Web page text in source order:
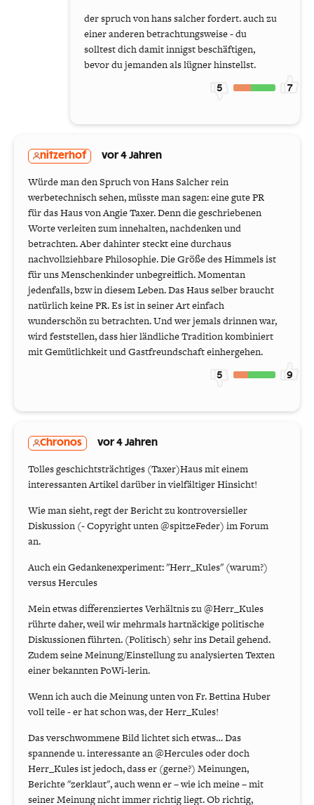
der spruch von hans salcher fordert. auch zu
einer anderen betrachtungsweise - du
solltest dich damit innigst beschäftigen,
bevor du jemanden als lügner hinstellst.
5 7
nitzerhof vor 4 Jahren
Würde man den Spruch von Hans Salcher rein
werbetechnisch sehen, müsste man sagen: eine gute PR
für das Haus von Angie Taxer. Denn die geschriebenen
Worte verleiten zum innehalten, nachdenken und
betrachten. Aber dahinter steckt eine durchaus
nachvollziehbare Philosophie. Die Größe des Himmels ist
für uns Menschenkinder unbegreiflich. Momentan
jedenfalls, bzw in diesem Leben. Das Haus selber braucht
natürlich keine PR. Es ist in seiner Art einfach
wunderschön zu betrachten. Und wer jemals drinnen war,
wird feststellen, dass hier ländliche Tradition kombiniert
mit Gemütlichkeit und Gastfreundschaft einhergehen.
5 9
Chronos vor 4 Jahren
Tolles geschichtsträchtiges (Taxer)Haus mit einem
interessanten Artikel darüber in vielfältiger Hinsicht!
Wie man sieht, regt der Bericht zu kontroversieller
Diskussion (- Copyright unten @spitzeFeder) im Forum
an.
Auch ein Gedankenexperiment: "Herr_Kules" (warum?)
versus Hercules
Mein etwas differenziertes Verhältnis zu @Herr_Kules
rührte daher, weil wir mehrmals hartnäckige politische
Diskussionen führten. (Politisch) sehr ins Detail gehend.
Zudem seine Meinung/Einstellung zu analysierten Texten
einer bekannten PoWi-lerin.
Wenn ich auch die Meinung unten von Fr. Bettina Huber
voll teile - er hat schon was, der Herr_Kules!
Das verschwommene Bild lichtet sich etwas… Das
spannende u. interessante an @Hercules oder doch
Herr_Kules ist jedoch, dass er (gerne?) Meinungen,
Berichte "zerklaut", auch wenn er – wie ich meine – mit
seiner Meinung nicht immer richtig liegt. Ob richtig,